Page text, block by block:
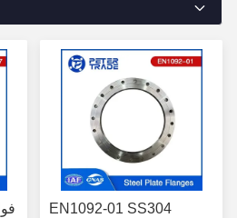
EN1092-01 SS304